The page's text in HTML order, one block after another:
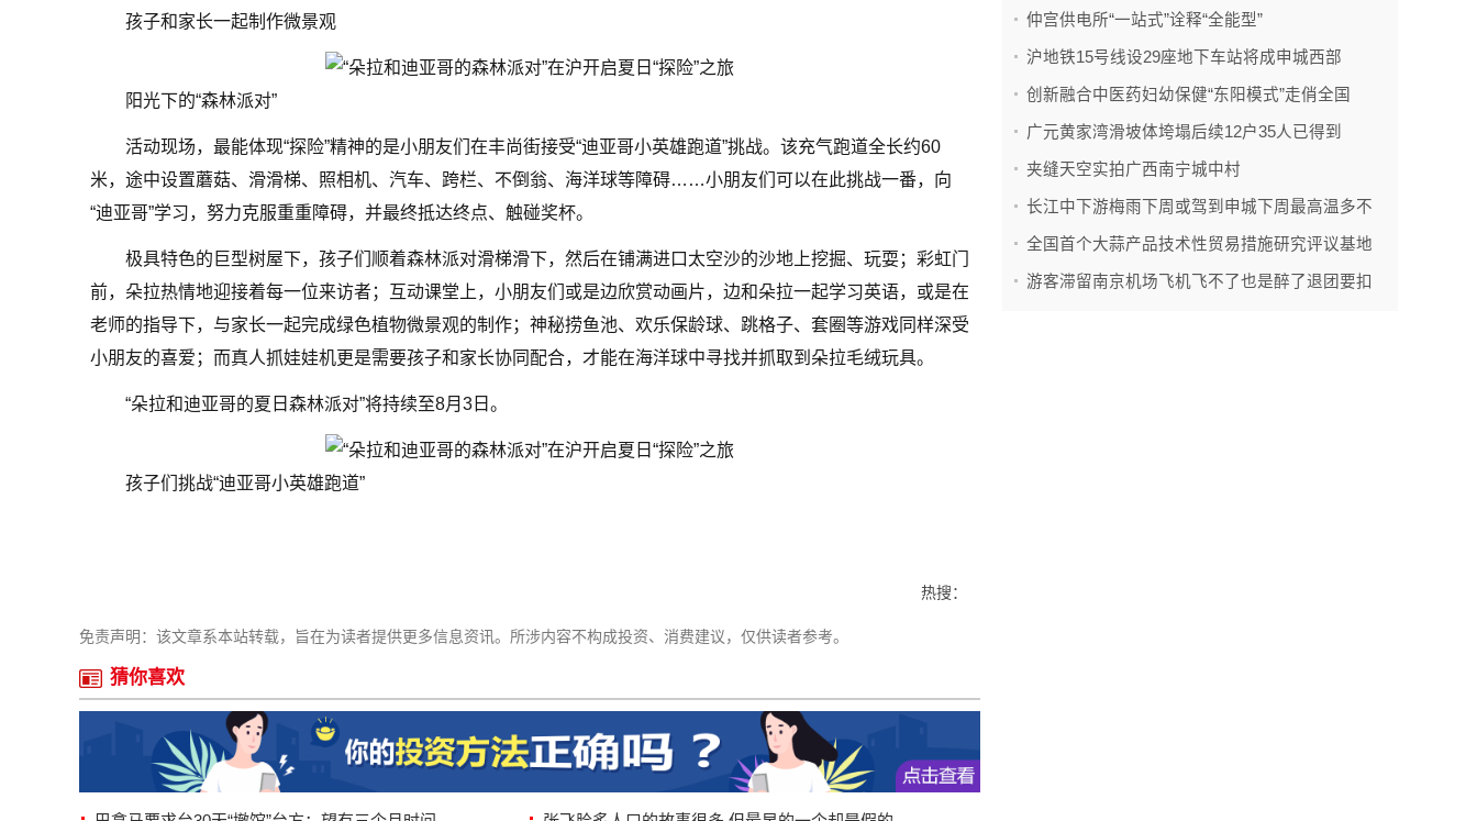
孩子和家长一起制作微景观
阳光下的“森林派对”
活动现场，最能体现“探险”精神的是小朋友们在丰尚街接受“迪亚哥小英雄跑道”挑战。该充气跑道全长约60
米，途中设置蘑菇、滑滑梯、照相机、汽车、跨栏、不倒翁、海洋球等障碍……小朋友们可以在此挑战一番，向
“迪亚哥”学习，努力克服重重障碍，并最终抵达终点、触碰奖杯。
极具特色的巨型树屋下，孩子们顺着森林派对滑梯滑下，然后在铺满进口太空沙的沙地上挖掘、玩耍；彩虹门
前，朵拉热情地迎接着每一位来访者；互动课堂上，小朋友们或是边欣赏动画片，边和朵拉一起学习英语，或是在
老师的指导下，与家长一起完成绿色植物微景观的制作；神秘捞鱼池、欢乐保龄球、跳格子、套圈等游戏同样深受
小朋友的喜爱；而真人抓娃娃机更是需要孩子和家长协同配合，才能在海洋球中寻找并抓取到朵拉毛绒玩具。
“朵拉和迪亚哥的夏日森林派对”将持续至8月3日。
孩子们挑战“迪亚哥小英雄跑道”
热搜：
免责声明：该文章系本站转载，旨在为读者提供更多信息资讯。所涉内容不构成投资、消费建议，仅供读者参考。
猜你喜欢
仲宫供电所“一站式”诠释“全能型”
沪地铁15号线设29座地下车站将成申城西部
创新融合中医药妇幼保健“东阳模式”走俏全国
广元黄家湾滑坡体垮塌后续12户35人已得到
夹缝天空实拍广西南宁城中村
长江中下游梅雨下周或驾到申城下周最高温多不
全国首个大蒜产品技术性贸易措施研究评议基地
游客滞留南京机场飞机飞不了也是醉了退团要扣